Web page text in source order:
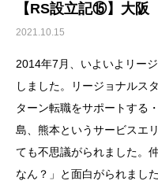
【RS設立記⑮】大阪
2021.10.15
2014年7月、いよいよリー
しました。リージョナルス
ターン転職をサポートする
島、熊本というサービスエ
ても不思議がられました。
なん？」と面白がられました